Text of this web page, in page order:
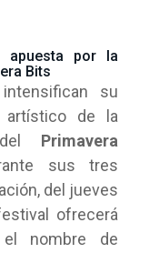
apuesta por la
Bits
su
artístico de la
del Primavera
sus tres
del jueves
ofrecerá
nombre de